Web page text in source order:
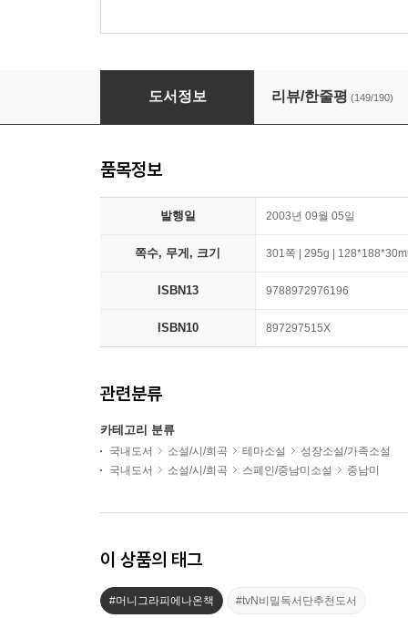
나의 라임 오렌지나무
도서정보 리뷰/한줄평 (149/190)
품목정보
발행일 2003년 09월 05일
쪽수, 무게, 크기 301쪽 | 295g |
ISBN13 9788972976196
ISBN10 897297515X
관련분류
카테고리 분류
국내도서 소설/시/희곡 테마소설
성장소설/가족소설
국내도서
소설/시/희곡 스페인/중남미소설 중남미
이 상품의 태그
#머니그라피에나온책 #tvN비밀독서단추천도서